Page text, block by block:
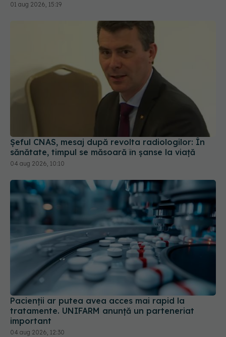
01 aug 2026, 15:19
Șeful CNAS, mesaj după revolta radiologilor: În
sănătate, timpul se măsoară în șanse la viață
04 aug 2026, 10:10
Pacienții ar putea avea acces mai rapid la
tratamente. UNIFARM anunță un parteneriat
important
04 aug 2026, 12:30